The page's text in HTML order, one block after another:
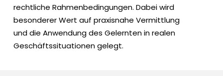
rechtliche Rahmenbedingungen. Dabei wird
besonderer Wert auf praxisnahe Vermittlung
und die Anwendung des Gelernten in realen
Geschäftssituationen gelegt.